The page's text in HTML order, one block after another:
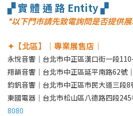
▞ 實 體 通 路 Entity ▞
*以下門市請先致電詢問是否提供
✦【北區】｜專業展售店｜
永悅音響｜台北市中正區漢口街一段
翔韻音響｜台北市中正區延平南路62號｜
鈞釩音響｜台北市中正區市民大道三段8
東國電器｜台北市松山區八德路四段245
8080